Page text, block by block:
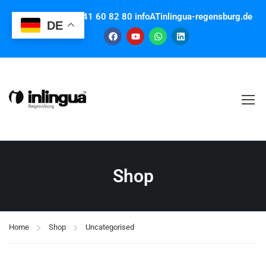
Contact us: +49 941 60 82 80 infoATinlingua-regensburg.de
Shop
Home Shop Uncategorised
DE